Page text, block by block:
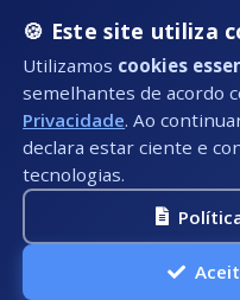
Todos
🍪 Este site utiliza
Utilizamos cookies
semelhantes de acordo
Privacidade. Ao
declara estar ciente e
tecnologias.